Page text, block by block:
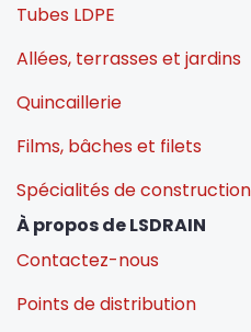
Tubes LDPE
Allées, terrasses et jardins
Quincaillerie
Films, bâches et filets
Spécialités de construction
À propos de LSDRAIN
Contactez-nous
Points de distribution